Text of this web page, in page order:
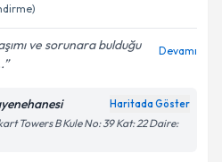
ve sorunara bulduğu
Devamı
Haritada Göster
Towers B Kule No: 39 Kat: 22 Daire: